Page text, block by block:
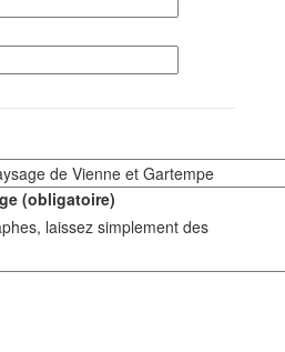
(obligatoire)
laissez simplement des